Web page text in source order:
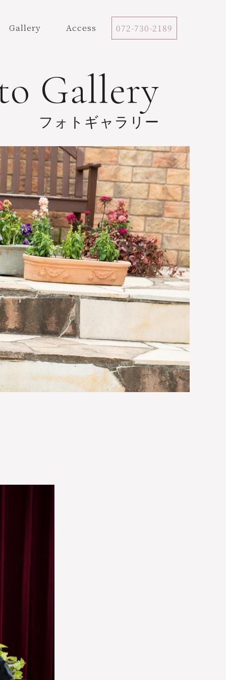
Gallery Access 072-730-2189
Gallery
フォトギャラリー